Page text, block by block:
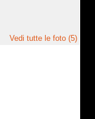
Vedi tutte le foto (5)